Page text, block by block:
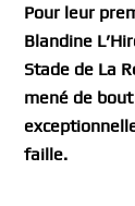
Pour leur
Blandine
Stade de La
mené de
faille.